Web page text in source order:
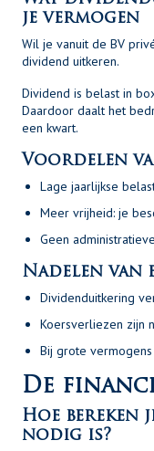
je vermogen
Wil je vanuit de BV
dividend uitkeren.
Dividend is belast in
Daardoor daalt het
een kwart.
Voordelen
Lage jaarlijkse
Meer vrijheid: je
Geen
Nadelen van
Dividenduitkering
Koersverliezen zijn
Bij grote vermogens
De
Hoe bereken
nodig is?